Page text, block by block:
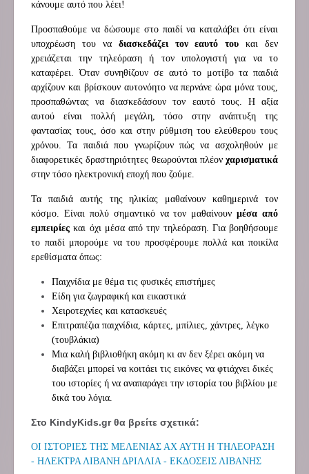
κάνουμε αυτό που λέει!
Προσπαθούμε να δώσουμε στο παιδί να καταλάβει ότι είναι
υποχρέωση του να διασκεδάζει τον εαυτό του και δεν
χρειάζεται την τηλεόραση ή τον υπολογιστή για να το
καταφέρει. Όταν συνηθίζουν σε αυτό το μοτίβο τα παιδιά
αρχίζουν και βρίσκουν αυτονόητο να περνάνε ώρα μόνα τους,
προσπαθώντας να διασκεδάσουν τον εαυτό τους. Η αξία
αυτού είναι πολλή μεγάλη, τόσο στην ανάπτυξη της
φαντασίας τους, όσο και στην ρύθμιση του ελεύθερου τους
χρόνου. Τα παιδιά που γνωρίζουν πώς να ασχοληθούν με
διαφορετικές δραστηριότητες θεωρούνται πλέον χαρισματικά
στην τόσο ηλεκτρονική εποχή που ζούμε.
Τα παιδιά αυτής της ηλικίας μαθαίνουν καθημερινά τον
κόσμο. Είναι πολύ σημαντικό να τον μαθαίνουνμέσα από
εμπειρίες και όχι μέσα από την τηλεόραση. Για βοηθήσουμε
το παιδί μπορούμε να του προσφέρουμε πολλά και ποικίλα
ερεθίσματα όπως:
Παιχνίδια με θέμα τις φυσικές επιστήμες
Είδη για ζωγραφική και εικαστικά
Χειροτεχνίες και κατασκευές
Επιτραπέζια παιχνίδια, κάρτες, μπίλιες, χάντρες, λέγκο
(τουβλάκια)
Μια καλή βιβλιοθήκη ακόμη κι αν δεν ξέρει ακόμη να
διαβάζει μπορεί να κοιτάει τις εικόνες να φτιάχνει δικές
του ιστορίες ή να αναπαράγει την ιστορία του βιβλίου με
δικά του λόγια.
Στο KindyKids.gr θα βρείτε σχετικά:
ΟΙ ΙΣΤΟΡΙΕΣ ΤΗΣ ΜΕΛΕΝΙΑΣ ΑΧ ΑΥΤΗ Η ΤΗΛΕΟΡΑΣΗ
- ΗΛΕΚΤΡΑ ΛΙΒΑΝΗ ΔΡΙΛΛΙΑ - ΕΚΔΟΣΕΙΣ ΛΙΒΑΝΗΣ